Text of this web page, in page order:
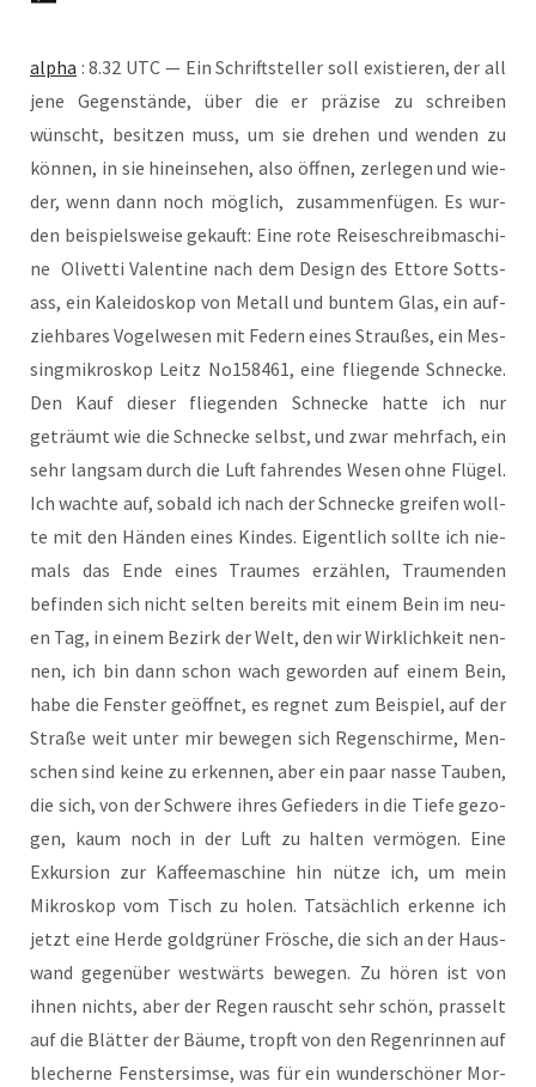
alpha : 8.32 UTC — Ein Schrift­stel­ler soll exis­tie­ren, der all
jene Gegen­stän­de, über die er prä­zi­se zu schrei­ben
wünscht, besit­zen muss, um sie dre­hen und wen­den zu
kön­nen, in sie hin­ein­se­hen, also öff­nen, zer­le­gen und wie­
der, wenn dann noch mög­lich, zusam­men­fü­gen. Es wur­
den bei­spiels­wei­se gekauft: Eine rote Rei­se­schreib­ma­schi­
ne Oli­vet­ti Valen­ti­ne nach dem Design des Etto­re Sott­s­
ass, ein Kalei­do­skop von Metall und bun­tem Glas, ein auf­
zieh­ba­res Vogel­we­sen mit Federn eines Strau­ßes, ein Mes­
sing­mi­kro­skop Leitz No158461, eine flie­gen­de Schne­cke.
Den Kauf die­ser flie­gen­den Schne­cke hat­te ich nur
geträumt wie die Schne­cke selbst, und zwar mehr­fach, ein
sehr lang­sam durch die Luft fah­ren­des Wesen ohne Flü­gel.
Ich wach­te auf, sobald ich nach der Schne­cke grei­fen woll­
te mit den Hän­den eines Kin­des. Eigent­lich soll­te ich nie­
mals das Ende eines Trau­mes erzäh­len, Trau­men­den
befin­den sich nicht sel­ten bereits mit einem Bein im neu­
en Tag, in einem Bezirk der Welt, den wir Wirk­lich­keit nen­
nen, ich bin dann schon wach gewor­den auf einem Bein,
habe die Fens­ter geöff­net, es reg­net zum Bei­spiel, auf der
Stra­ße weit unter mir bewe­gen sich Regen­schir­me, Men­
schen sind kei­ne zu erken­nen, aber ein paar nas­se Tau­ben,
die sich, von der Schwe­re ihres Gefie­ders in die Tie­fe gezo­
gen, kaum noch in der Luft zu hal­ten ver­mö­gen. Eine
Exkur­si­on zur Kaf­fee­ma­schi­ne hin nüt­ze ich, um mein
Mikro­skop vom Tisch zu holen. Tat­säch­lich erken­ne ich
jetzt eine Her­de gold­grü­ner Frö­sche, die sich an der Haus­
wand gegen­über west­wärts bewe­gen. Zu hören ist von
ihnen nichts, aber der Regen rauscht sehr schön, pras­selt
auf die Blät­ter der Bäu­me, tropft von den Regen­rin­nen auf
ble­cher­ne Fens­ter­sim­se, was für ein wun­der­schö­ner Mor­